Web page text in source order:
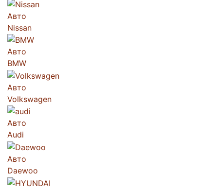
Авто
Nissan
Авто
BMW
Авто
Volkswagen
Авто
Audi
Авто
Daewoo